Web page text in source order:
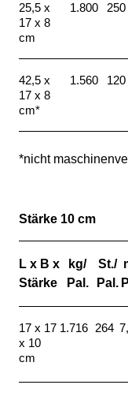
25,5 x
17 x 8
cm
1.800 250
42,5 x
17 x 8
cm*
1.560 120
*nicht
Stärke 10 cm
L x B x
Stärke
kg/
Pal.
St./
Pal.
17 x 17
x 10
cm
1.716 264